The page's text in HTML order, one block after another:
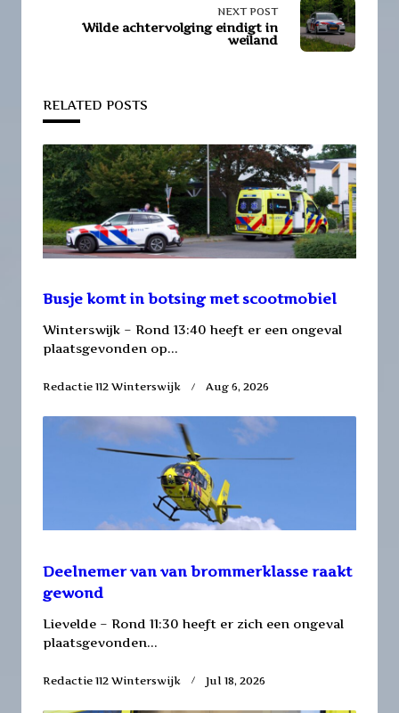
class="nav-
screen-
reader-
text">Page</span>
NEXT POST
Wilde achtervolging eindigt in
weiland
RELATED POSTS
Busje komt in botsing met scootmobiel
Winterswijk – Rond 13:40 heeft er een ongeval
plaatsgevonden op...
Redactie 112 Winterswijk Aug 6, 2026
Deelnemer van van brommerklasse raakt
gewond
Lievelde – Rond 11:30 heeft er zich een ongeval
plaatsgevonden...
Redactie 112 Winterswijk Jul 18, 2026